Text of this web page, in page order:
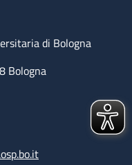
di Bologna
Bologna